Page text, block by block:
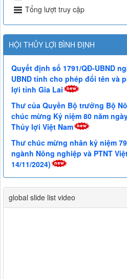
Tổng lượt truy cập
HỘI THỦY LỢI BÌNH ĐỊNH
Quyết định số 1791/QĐ-UBND
UBND tỉnh cho phép đổi tên và
lợi tỉnh Gia Lai
Thư của Quyền Bộ trưởng Bộ
chúc mừng Kỷ niệm 80 năm
Thủy lợi Việt Nam
Thư chúc mừng nhân kỷ niệm
ngành Nông nghiệp và PTNT
14/11/2024)
global slide list video